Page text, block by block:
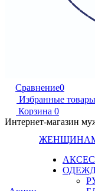
Сравнение0
Избранные товары
Корзина 0
Интернет-магазин